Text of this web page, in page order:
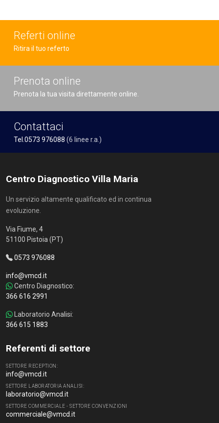
Referti online
Ritira il tuo referto
Prenota online
Prenota la tua visita direttamente online.
Contattaci
Tel.0573 976088 (6 linee r.a.)
Centro Diagnostico Villa Maria
Un servizio altamente qualificato ed in continua
evoluzione.
Via Fiume, 4
51100 Pistoia (PT)
0573 976088
info@vmcd.it
Centro Diagnostico:
366 616 2991
Laboratorio Analisi:
366 615 1883
Referenti di settore
SETTORE RECEPTION:
info@vmcd.it
SETTORE LABORATORIA ANALISI:
laboratorio@vmcd.it
SETTORE COMMERCIALE - SETTORE CONVENZIONI
commerciale@vmcd.it